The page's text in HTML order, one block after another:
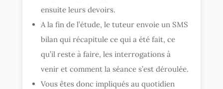
ensuite leurs devoirs.
A la fin de l’étude, le tuteur envoie un SMS
bilan qui récapitule ce qui a été fait, ce
qu’il reste à faire, les interrogations à
venir et comment la séance s’est déroulée.
Vous êtes donc impliqués au quotidien